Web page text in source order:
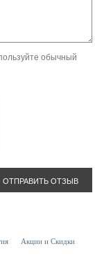
обычный
ОТПРАВИТЬ ОТЗЫВ
Акции и Скидки